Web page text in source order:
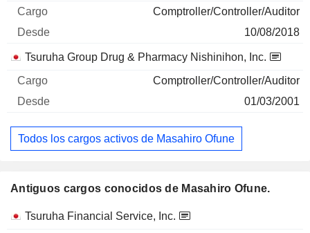
Comptroller/Controller/Auditor
10/08/2018
Tsuruha Group Drug & Pharmacy Nishinihon, Inc.
Comptroller/Controller/Auditor
01/03/2001
Todos los cargos activos de Masahiro Ofune
Antiguos cargos conocidos de Masahiro Ofune.
Empresas Cargo Fin
Tsuruha Financial Service, Inc.